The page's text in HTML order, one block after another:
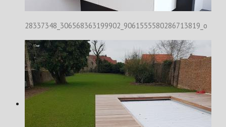
28337348_306568363199902_9061555580286713819_o